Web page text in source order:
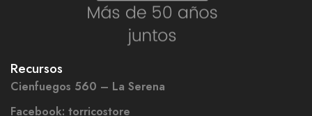
Recursos
Cienfuegos 560 – La Serena
Facebook: torricostore